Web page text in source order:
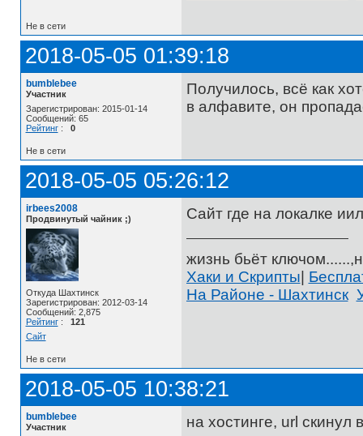
Не в сети
2018-05-05 01:39:18
bumblebee
Участник
Зарегистрирован: 2015-01-14
Сообщений: 65
Рейтинг: 0
Получилось, всё как
в алфавите, он
Не в сети
2018-05-05 05:26:12
irbees2008
Продвинутый чайник ;)
Откуда Шахтинск
Зарегистрирован: 2012-03-14
Сообщений: 2,875
Рейтинг: 121
Сайт
Сайт где на локалке
жизнь бьёт
Хаки и Скрипты
На Районе - Шахтинск
Не в сети
2018-05-05 10:38:21
bumblebee
Участник
на хостинге, url скинул